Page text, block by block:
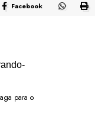
Facebook
para o